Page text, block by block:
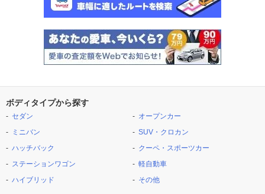
ボディタイプから探す
セダン
ミニバン
ハッチバック
ステーションワゴン
ハイブリッド
オープンカー
SUV・クロカン
クーペ・スポーツカー
軽自動車
その他